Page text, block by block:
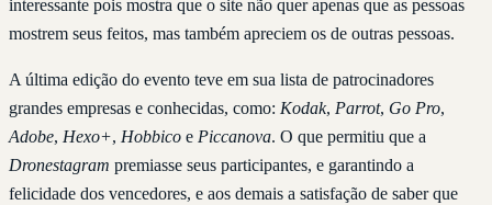
interessante pois mostra que o site não quer apenas que as pessoas
mostrem seus feitos, mas também apreciem os de outras pessoas.
A última edição do evento teve em sua lista de patrocinadores
grandes empresas e conhecidas, como: Kodak, Parrot, Go Pro,
Adobe, Hexo+, Hobbico e Piccanova. O que permitiu que a
Dronestagram premiasse seus participantes, e garantindo a
felicidade dos vencedores, e aos demais a satisfação de saber que